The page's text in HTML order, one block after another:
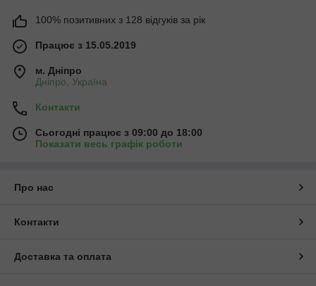
100% позитивних з 128 відгуків за рік
Працює з 15.05.2019
м. Дніпро
Дніпро, Україна
Контакти
Сьогодні працює з 09:00 до 18:00
Показати весь графік роботи
Про нас
Контакти
Доставка та оплата